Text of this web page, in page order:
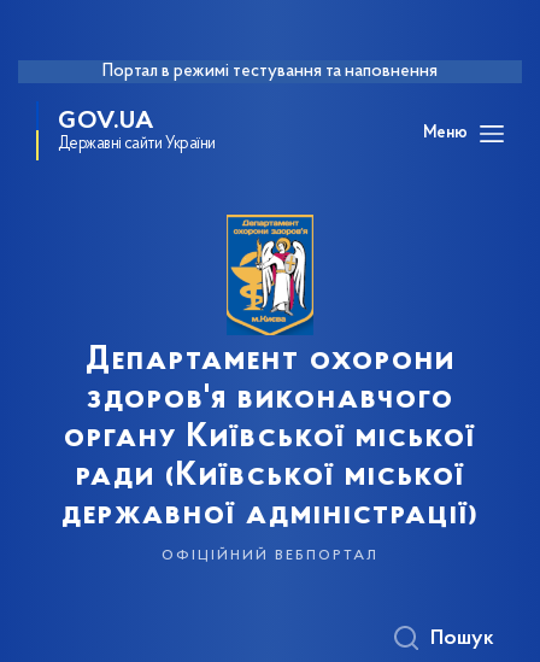
Портал в режимі тестування та наповнення
GOV.UA
Державні сайти України
Меню
Департамент охорони
здоров'я виконавчого
органу Київської міської
ради (Київської міської
державної адміністрації)
офіційний вебпортал
Пошук